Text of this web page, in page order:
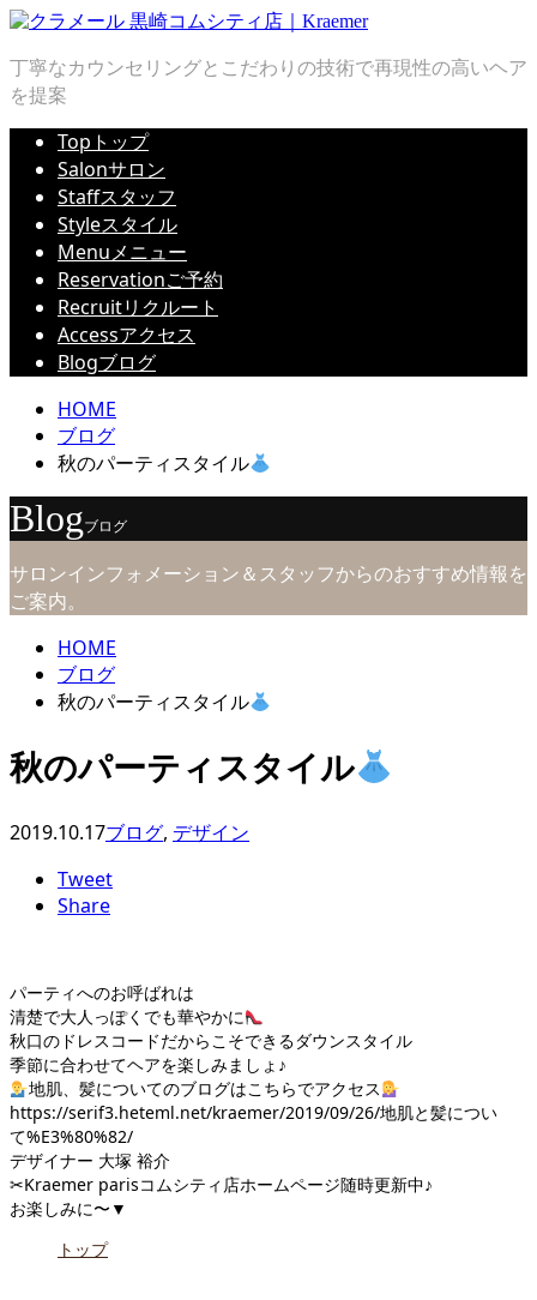
丁寧なカウンセリングとこだわりの技術で再現性の高いヘア
を提案
Top トップ
Salonサロン
Staffスタッフ
Styleスタイル
Menuメニュー
Reservationご予約
Recruitリクルート
Accessアクセス
Blogブログ
HOME
ブログ
秋のパーティスタイル
Blogブログ
サロンインフォメーション＆スタッフからのおすすめ情報を
ご案内。
HOME
ブログ
秋のパーティスタイル
秋のパーティスタイル
2019.10.17ブログ, デザイン
Tweet
Share
パーティへのお呼ばれは
清楚で大人っぽくでも華やかに
秋口のドレスコードだからこそできるダウンスタイル
季節に合わせてヘアを楽しみましょ♪
地肌、髪についてのブログはこちらでアクセス
https://serif3.heteml.net/kraemer/2019/09/26/地肌と髪につい
て%E3%80%82/
デザイナー 大塚 裕介
✂︎Kraemer parisコムシティ店ホームページ随時更新中♪
お楽しみに〜▼
トップ